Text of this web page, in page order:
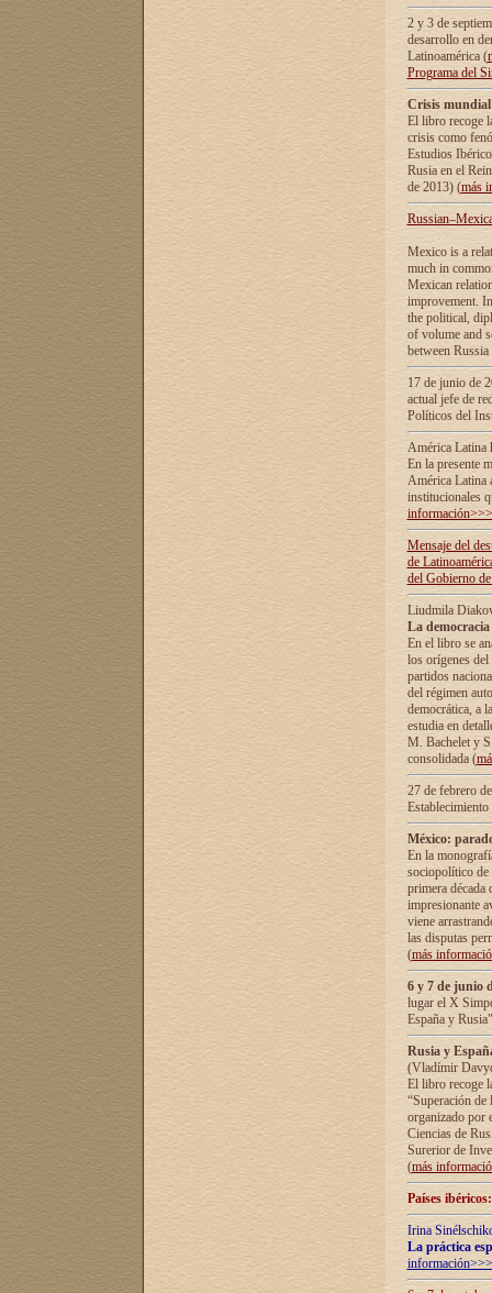
2 y 3 de
desarrollo en
Latinoamérica (
Programa del
Crisis
El libro recoge
crisis como
Estudios
Rusia en el
de 2013) (más
Mexico is a
much in
Mexican
improvement.
the political,
of volume and
between
17 de junio de
actual jefe de
Políticos del
América Latina
En la presente
América Latina
institucionales
información>>>
Mensaje del
de
del Gobierno
Liudmila
La
En el libro se
los orígenes
partidos
del régimen
democrática, а
estudia en
М. Bachelet у
consolidada (
27 de febrero
México:
En la
sociopolítico de
primera década
impresionante
viene
las disputas
(más
6 y 7 de junio
lugar el X
España y
Rusia y
(Vladímir
El libro recoge
“Superación
organizado por
Ciencias de
Surerior de
(más
Países
Irina
La práctica
información>>>